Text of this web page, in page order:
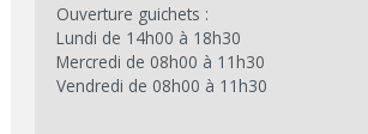
Ouverture guichets :
Lundi de 14h00 à 18h30
Mercredi de 08h00 à 11h30
Vendredi de 08h00 à 11h30